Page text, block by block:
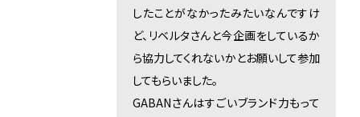
したことがなかったみたいなんですけ
ど、リベルタさんと今企画をしているか
ら協力してくれないかとお願いして参加
してもらいました。
GABANさんはすごいブランド力もって